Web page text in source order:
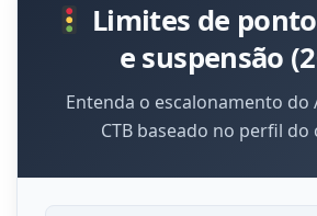
Limites de
e suspensão
Entenda o escalonamento do
CTB baseado no perfil